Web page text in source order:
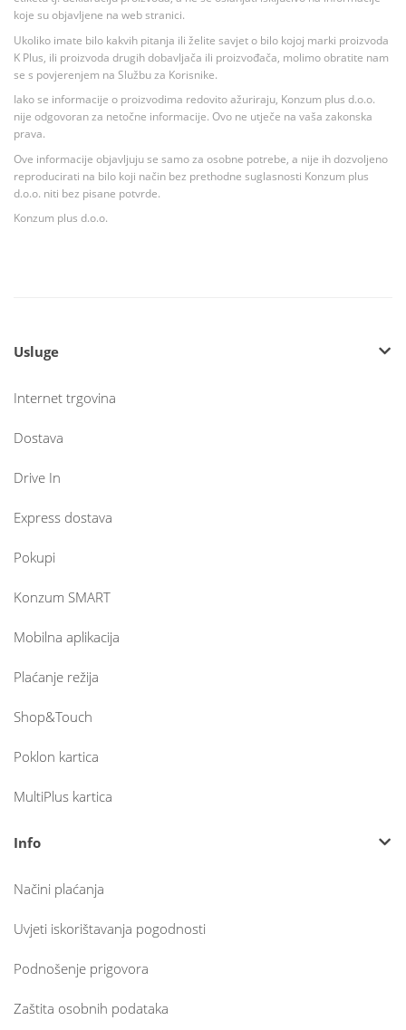
koje su objavljene na web stranici.
Ukoliko imate bilo kakvih pitanja ili želite savjet o bilo kojoj marki proizvoda
K Plus, ili proizvoda drugih dobavljača ili proizvođača, molimo obratite nam
se s povjerenjem na Službu za Korisnike.
Iako se informacije o proizvodima redovito ažuriraju, Konzum plus d.o.o.
nije odgovoran za netočne informacije. Ovo ne utječe na vaša zakonska
prava.
Ove informacije objavljuju se samo za osobne potrebe, a nije ih dozvoljeno
reproducirati na bilo koji način bez prethodne suglasnosti Konzum plus
d.o.o. niti bez pisane potvrde.
Konzum plus d.o.o.
Usluge
Internet trgovina
Dostava
Drive In
Express dostava
Pokupi
Konzum SMART
Mobilna aplikacija
Plaćanje režija
Shop&Touch
Poklon kartica
MultiPlus kartica
Info
Načini plaćanja
Uvjeti iskorištavanja pogodnosti
Podnošenje prigovora
Zaštita osobnih podataka